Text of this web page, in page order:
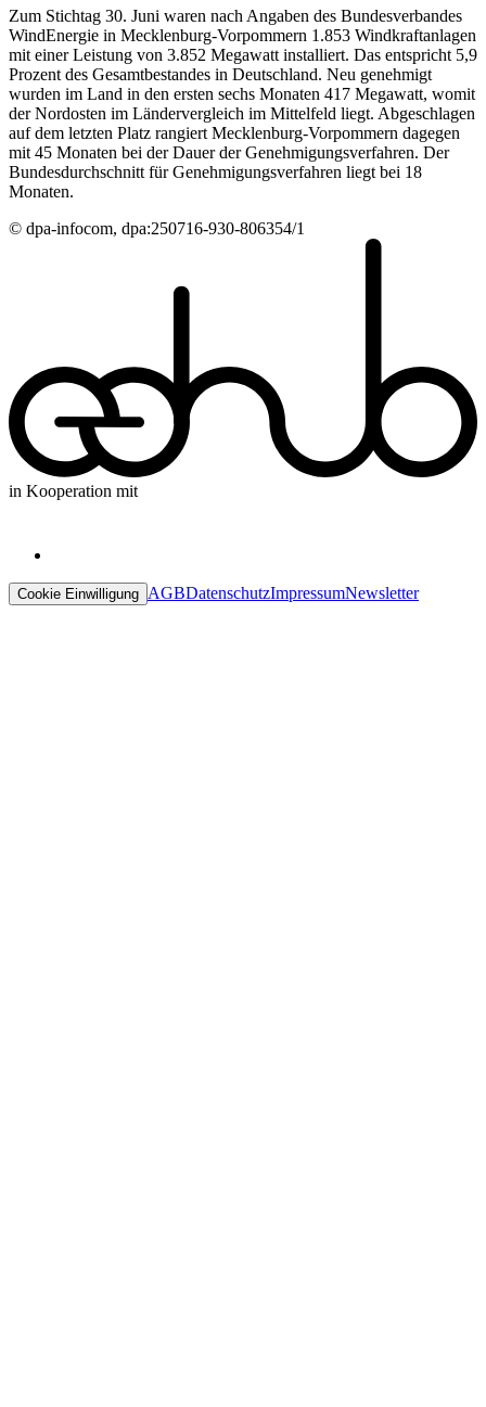
Zum Stichtag 30. Juni waren nach Angaben des Bundesverbandes
WindEnergie in Mecklenburg-Vorpommern 1.853 Windkraftanlagen
mit einer Leistung von 3.852 Megawatt installiert. Das entspricht 5,9
Prozent des Gesamtbestandes in Deutschland. Neu genehmigt
wurden im Land in den ersten sechs Monaten 417 Megawatt, womit
der Nordosten im Ländervergleich im Mittelfeld liegt. Abgeschlagen
auf dem letzten Platz rangiert Mecklenburg-Vorpommern dagegen
mit 45 Monaten bei der Dauer der Genehmigungsverfahren. Der
Bundesdurchschnitt für Genehmigungsverfahren liegt bei 18
Monaten.
© dpa-infocom, dpa:250716-930-806354/1
in Kooperation mit
Cookie Einwilligung AGBDatenschutzImpressumNewsletter